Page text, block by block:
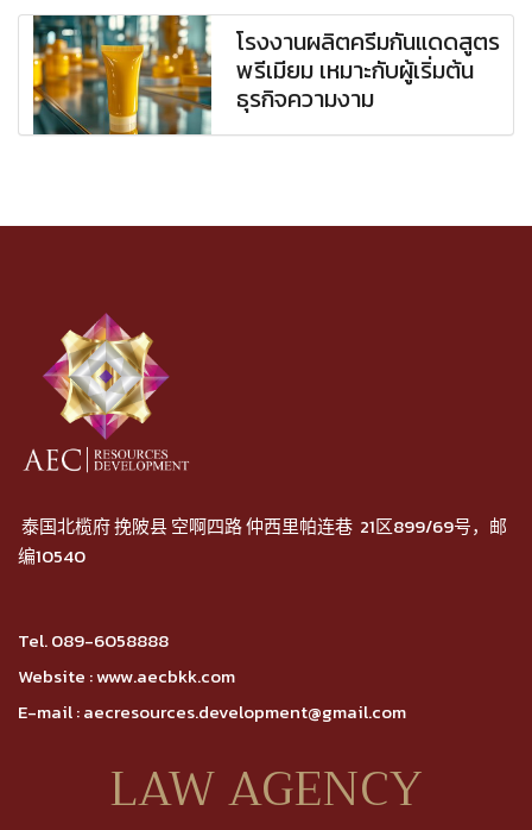
โรงงานผลิตครีมกันแดดสูตร
พรีเมียม เหมาะกับผู้เริ่มต้น
ธุรกิจความงาม
泰国北榄府 挽陂县 空啊四路 仲西里帕连巷 21区899/69号，邮
编10540
Tel.089-6058888
Website :www.aecbkk.com
E-mail :aecresources.development@gmail.com
LAW AGENCY